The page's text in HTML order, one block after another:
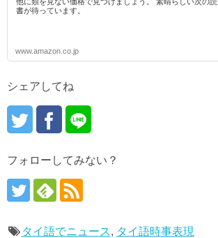
書が待っています。
www.amazon.co.jp
シェアしてね
フォローしてみない？
タイ語でニュース, タイ語時事表現